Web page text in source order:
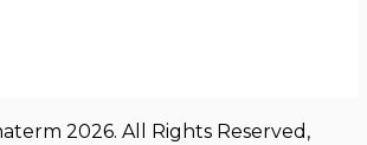
2026. All Rights Reserved,